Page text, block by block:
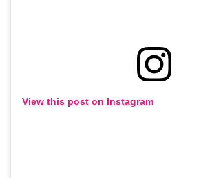
View this post on Instagram